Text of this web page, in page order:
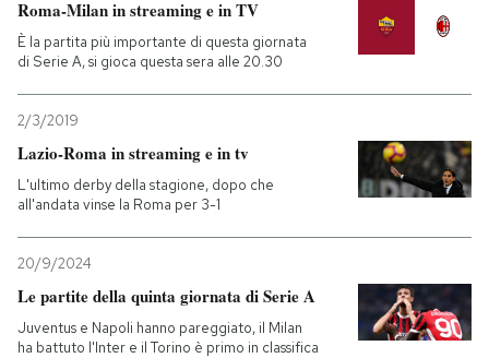
Roma-Milan in streaming e in TV
È la partita più importante di questa giornata
di Serie A, si gioca questa sera alle 20.30
2/3/2019
Lazio-Roma in streaming e in tv
L'ultimo derby della stagione, dopo che
all'andata vinse la Roma per 3-1
20/9/2024
Le partite della quinta giornata di Serie A
Juventus e Napoli hanno pareggiato, il Milan
ha battuto l'Inter e il Torino è primo in classifica